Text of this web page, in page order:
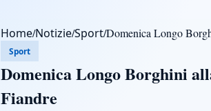
Home/Notizie/Sport/Domenica Longo
Sport
Domenica Longo Borghini
Fiandre